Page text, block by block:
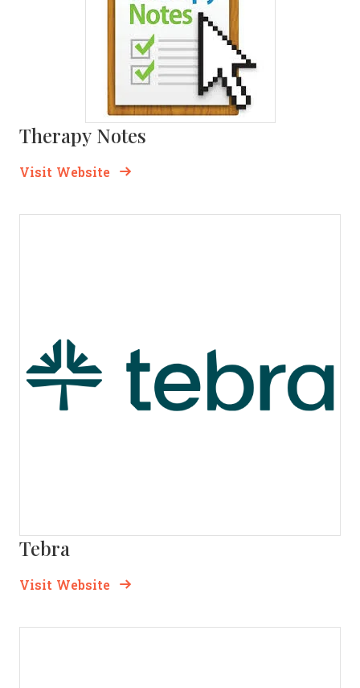
Therapy Notes
Visit WebsiteOpens New Window
Tebra
Visit WebsiteOpens New Window